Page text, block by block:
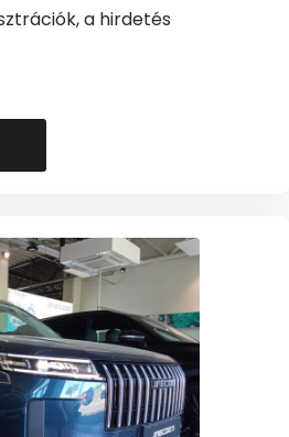
a hirdetés